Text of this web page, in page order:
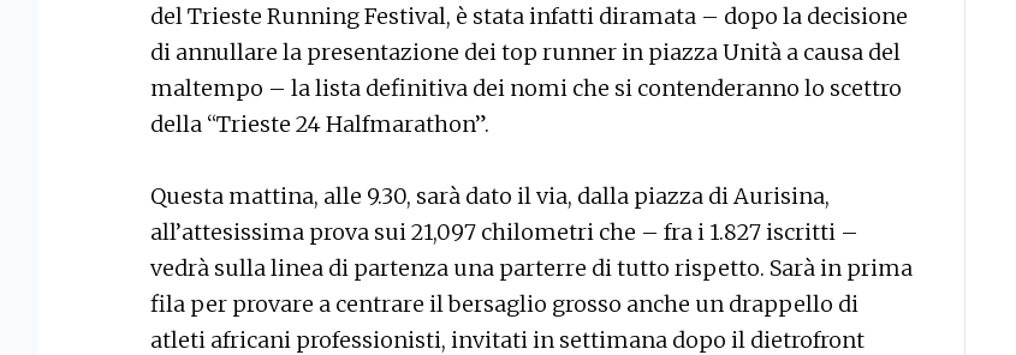
del Trieste Running Festival, è stata infatti diramata – dopo la decisione
di annullare la presentazione dei top runner in piazza Unità a causa del
maltempo – la lista definitiva dei nomi che si contenderanno lo scettro
della “Trieste 24 Halfmarathon”.
Questa mattina, alle 9.30, sarà dato il via, dalla piazza di Aurisina,
all’attesissima prova sui 21,097 chilometri che – fra i 1.827 iscritti –
vedrà sulla linea di partenza una parterre di tutto rispetto. Sarà in prima
fila per provare a centrare il bersaglio grosso anche un drappello di
atleti africani professionisti, invitati in settimana dopo il dietrofront